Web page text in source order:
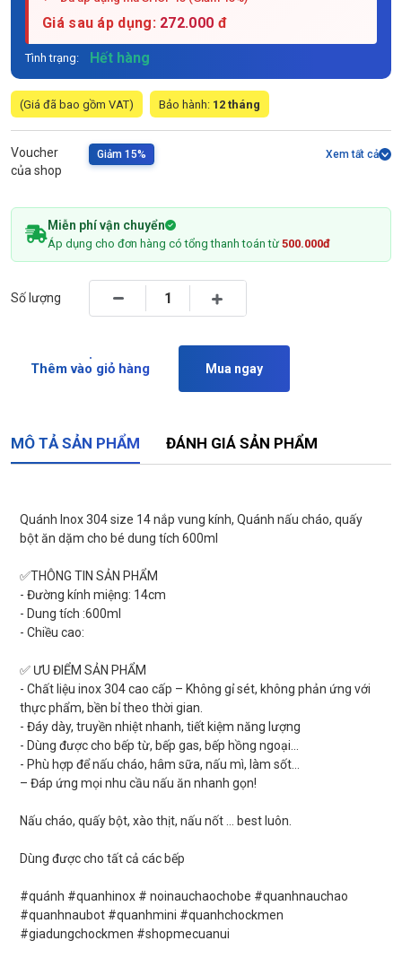
Giá sau áp dụng: 272.000 đ
Tình trạng: Hết hàng
(Giá đã bao gồm VAT) Bảo hành: 12 tháng
Voucher
của shop
Giảm 15% Xem tất cả
Miễn phí vận chuyển
Áp dụng cho đơn hàng có tổng thanh toán từ 500.000đ
Số lượng
Thêm vào giỏ hàng Mua ngay
MÔ TẢ SẢN PHẨM ĐÁNH GIÁ SẢN PHẨM
Quánh Inox 304 size 14 nắp vung kính, Quánh nấu cháo, quấy
bột ăn dặm cho bé dung tích 600ml
✅THÔNG TIN SẢN PHẨM
- Đường kính miệng: 14cm
- Dung tích :600ml
- Chiều cao:
✅ ƯU ĐIỂM SẢN PHẨM
- Chất liệu inox 304 cao cấp – Không gỉ sét, không phản ứng với
thực phẩm, bền bỉ theo thời gian.
- Đáy dày, truyền nhiệt nhanh, tiết kiệm năng lượng
- Dùng được cho bếp từ, bếp gas, bếp hồng ngoại…
- Phù hợp để nấu cháo, hâm sữa, nấu mì, làm sốt…
– Đáp ứng mọi nhu cầu nấu ăn nhanh gọn!
Nấu cháo, quấy bột, xào thịt, nấu nốt … best luôn.
Dùng được cho tất cả các bếp
#quánh #quanhinox # noinauchaochobe #quanhnauchao
#quanhnaubot #quanhmini #quanhchockmen